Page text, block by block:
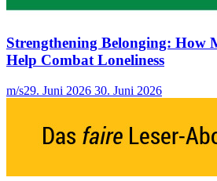
Strengthening Belonging: How
Help Combat Loneliness
m/s29. Juni 2026 30. Juni 2026